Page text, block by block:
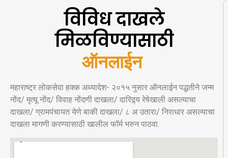
विविध दाखले
मिळविण्यासाठी
ऑनलईन अ
महाराष्ट्र लोकसेवा हक्क अध्यादेश- २०१५ नुसार ऑनलाईन पद्धतीने जन्म
नोंद/ मृत्यू नोंद/ विवाह नोंदणी दाखला/ दारिद्र्य रेषेखाली असल्याचा
दाखला/ ग्रामपंचायत येणे बाकी दाखला/ ८ अ उतारा/ निराधार असल्याचा
दाखला मागणी करण्यासाठी खालील फॉर्म भरुन पाठवा.